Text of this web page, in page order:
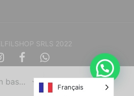
SRLS 2022
Français